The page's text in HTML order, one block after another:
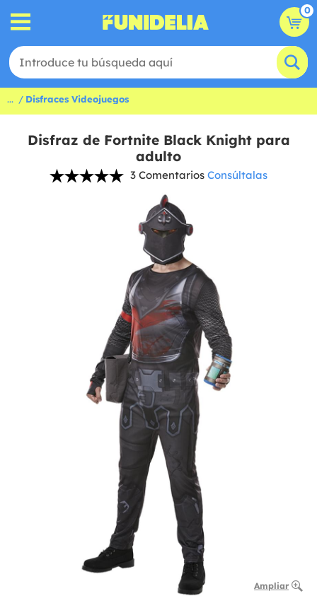
0
... Disfraces Videojuegos
Disfraz de Fortnite Black Knight para
adulto
3 Comentarios Consúltalas
Ampliar